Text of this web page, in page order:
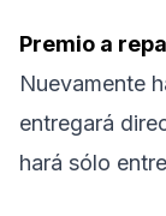
Premio a
Nuevamente
entregará
hará sólo